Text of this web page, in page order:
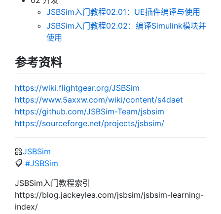
JSBSim入门教程02.01：UE插件编译与使用
JSBSim入门教程02.02：编译Simulink模块并
使用
参考资料
https://wiki.flightgear.org/JSBSim
https://www.5axxw.com/wiki/content/s4daet
https://github.com/JSBSim-Team/jsbsim
https://sourceforge.net/projects/jsbsim/
JSBSim
#JSBSim
JSBSim入门教程索引
https://blog.jackeylea.com/jsbsim/jsbsim-learning-
index/